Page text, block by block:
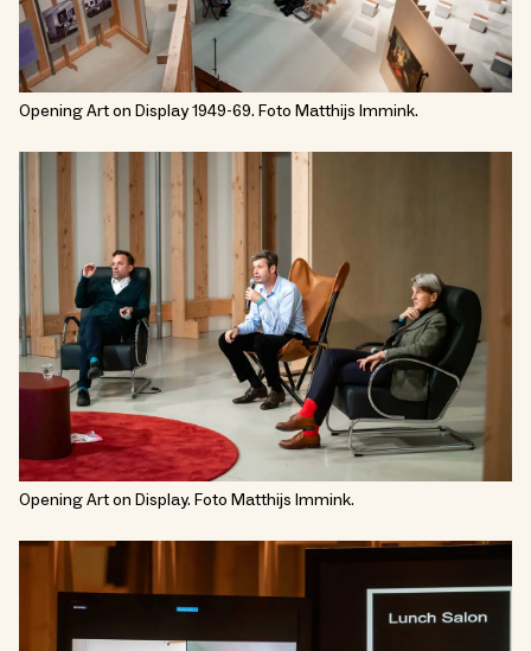
Opening Art on Display 1949-69. Foto Matthijs Immink.
Opening Art on Display. Foto Matthijs Immink.